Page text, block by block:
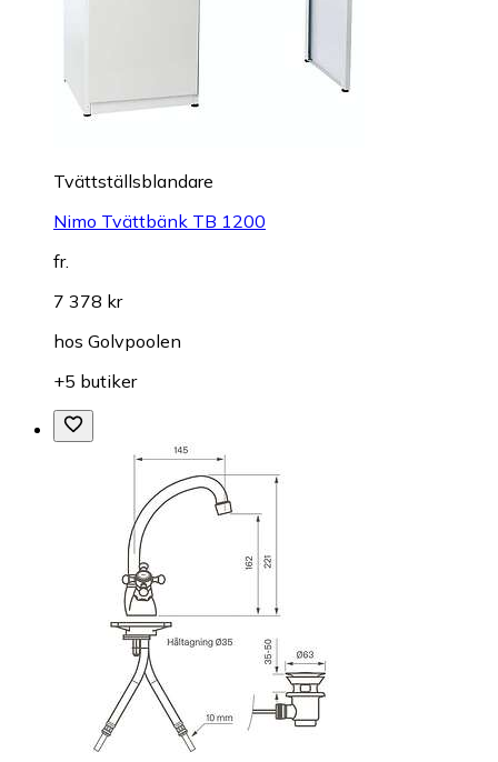
Tvättställsblandare
Nimo Tvättbänk TB 1200
fr.
7 378 kr
hos Golvpoolen
+5 butiker